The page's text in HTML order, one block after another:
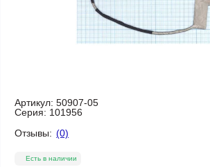
Артикул: 50907-05
Серия: 101956
Отзывы: (0)
Есть в наличии